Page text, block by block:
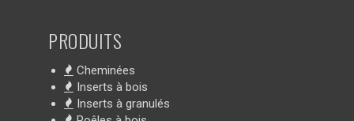
PRODUITS
Cheminées
Inserts à bois
Inserts à granulés